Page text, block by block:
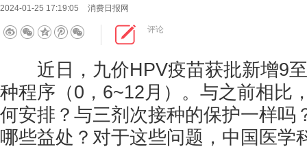
2024-01-25 17:19:05 消费日报网
评论
近日，九价HPV疫苗获批新增9至
种程序（0，6~12月）。与之前相比
何安排？与三剂次接种的保护一样吗
哪些益处？对于这些问题，中国医学